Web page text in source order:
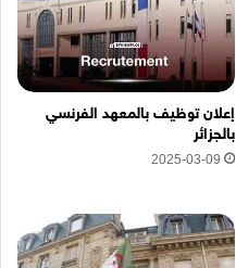
إعلان توظيف بالمعهد الفرنسي
بالجزائر
2025-03-09